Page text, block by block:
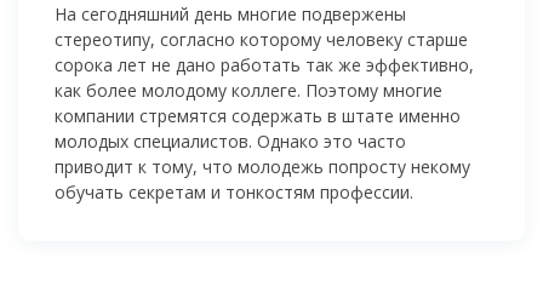
На сегодняшний день многие подвержены
стереотипу, согласно которому человеку старше
сорока лет не дано работать так же эффективно,
как более молодому коллеге. Поэтому многие
компании стремятся содержать в штате именно
молодых специалистов. Однако это часто
приводит к тому, что молодежь попросту некому
обучать секретам и тонкостям профессии.